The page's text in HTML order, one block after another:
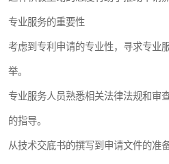
专业服务的重要性
考虑到专利申请的专业性，寻求专业
举。
专业服务人员熟悉相关法律法规和审
的指导。
从技术交底书的撰写到申请文件的准